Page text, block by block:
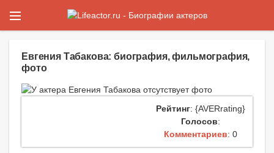
Евгения Табакова: биография, фильмография,
фото
Рейтинг: {AVERrating}
Голосов:
Комментариев: 0